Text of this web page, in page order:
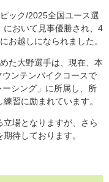
ック/2025全国ユース選
おいて見事優勝され、4
お越しになられました。
た大野選手は、現在、本
ンテンバイクコースで
シング」に所属し、所
習に励まれています。
場となりますが、さら
待しております。